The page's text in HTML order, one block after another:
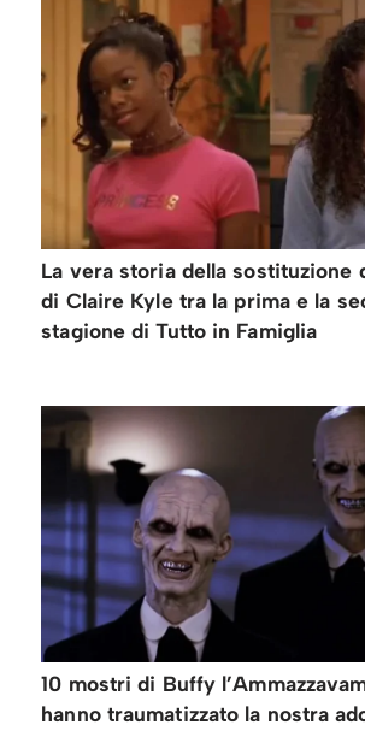
La vera storia della sostituzione
di Claire Kyle tra la prima e la
stagione di Tutto in Famiglia
10 mostri di Buffy
hanno traumatizzato la nostra